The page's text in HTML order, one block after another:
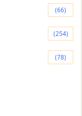
(66)
(254)
(78)